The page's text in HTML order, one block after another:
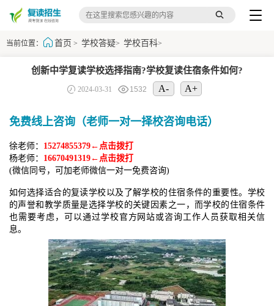
当前位置： 首页 > 学校答疑> 学校百科>
创新中学复读学校选择指南?学校复读住宿条件如何?
2024-03-31 1532 A- A+
免费线上咨询（老师一对一择校咨询电话）
徐老师： 15274855379←点击拨打
杨老师： 16670491319←点击拨打
(微信同号，可加老师微信一对一免费咨询)
如何选择适合的复读学校以及了解学校的住宿条件的重要性。学校
的声誉和教学质量是选择学校的关键因素之一，而学校的住宿条件
也需要考虑，可以通过学校官方网站或咨询工作人员获取相关信
息。